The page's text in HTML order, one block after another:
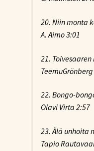
20. Niin monta
A. Aimo 3:01
21.
22. Bongo-
Olavi Virta 2:57
23. Älä unhoita
Tapio